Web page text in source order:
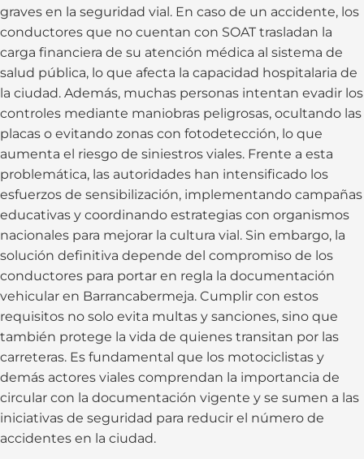
graves en la seguridad vial. En caso de un accidente, los
conductores que no cuentan con SOAT trasladan la
carga financiera de su atención médica al sistema de
salud pública, lo que afecta la capacidad hospitalaria de
la ciudad. Además, muchas personas intentan evadir los
controles mediante maniobras peligrosas, ocultando las
placas o evitando zonas con fotodetección, lo que
aumenta el riesgo de siniestros viales. Frente a esta
problemática, las autoridades han intensificado los
esfuerzos de sensibilización, implementando campañas
educativas y coordinando estrategias con organismos
nacionales para mejorar la cultura vial. Sin embargo, la
solución definitiva depende del compromiso de los
conductores para portar en regla la documentación
vehicular en Barrancabermeja. Cumplir con estos
requisitos no solo evita multas y sanciones, sino que
también protege la vida de quienes transitan por las
carreteras. Es fundamental que los motociclistas y
demás actores viales comprendan la importancia de
circular con la documentación vigente y se sumen a las
iniciativas de seguridad para reducir el número de
accidentes en la ciudad.